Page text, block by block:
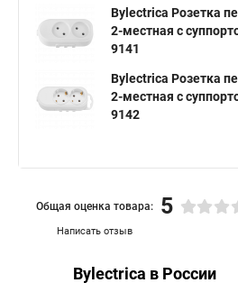
Bylectrica Розетка
2-местная с
9141
Bylectrica Розетка
2-местная с
9142
Написать отзыв
Общая оценка товара: 5
Bylectrica в России